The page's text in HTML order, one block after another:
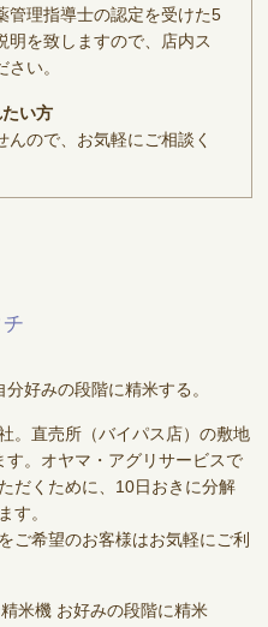
管理指導士の認定を受けた5
明を致しますので、店内ス
い。
い方
ので、お気軽にご相談く
好みの段階に精米する。
。直売所（バイパス店）の敷地
。オヤマ・アグリサービスで
だくために、10日おきに分解
す。
ご希望のお客様はお気軽にご利